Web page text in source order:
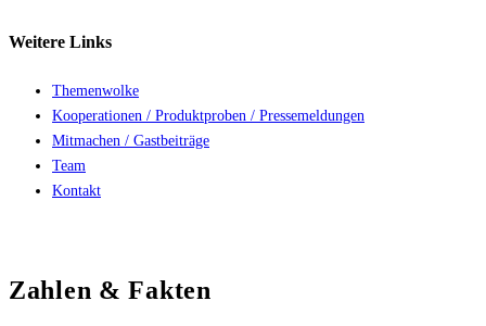
Weitere Links
Themenwolke
Kooperationen / Produktproben / Pressemeldungen
Mitmachen / Gastbeiträge
Team
Kontakt
Zahlen & Fakten